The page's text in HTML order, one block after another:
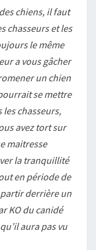
chiens, il faut
chasseurs et les
le même
a vous gâcher
un chien
se mettre
les chasseurs,
avez tort sur
maitresse
la tranquillité
en période de
derrière un
KO du canidé
aura pas vu